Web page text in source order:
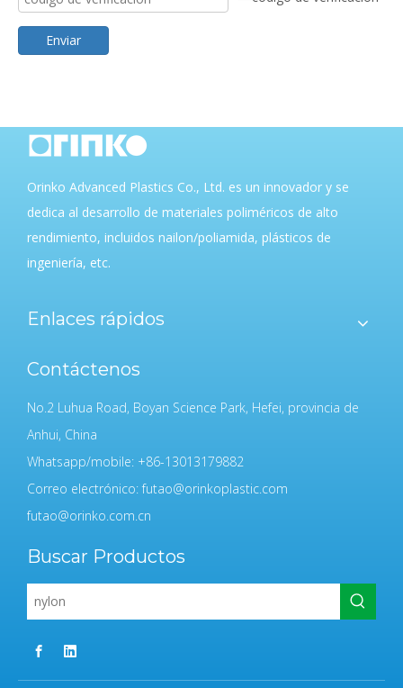
Enviar
Orinko Advanced Plastics Co., Ltd. es un innovador y se
dedica al desarrollo de materiales poliméricos de alto
rendimiento, incluidos nailon/poliamida, plásticos de
ingeniería, etc.
Enlaces rápidos
Contáctenos
No.2 Luhua Road, Boyan Science Park, Hefei, provincia de
Anhui, China
Whatsapp/mobile: +86-13013179882
Correo electrónico:futao@orinkoplastic.com
futao@orinko.com.cn
Buscar Productos